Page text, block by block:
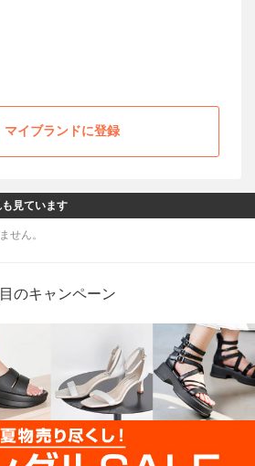
マイブランドに登録
見ています
せん。
のキャンペーン